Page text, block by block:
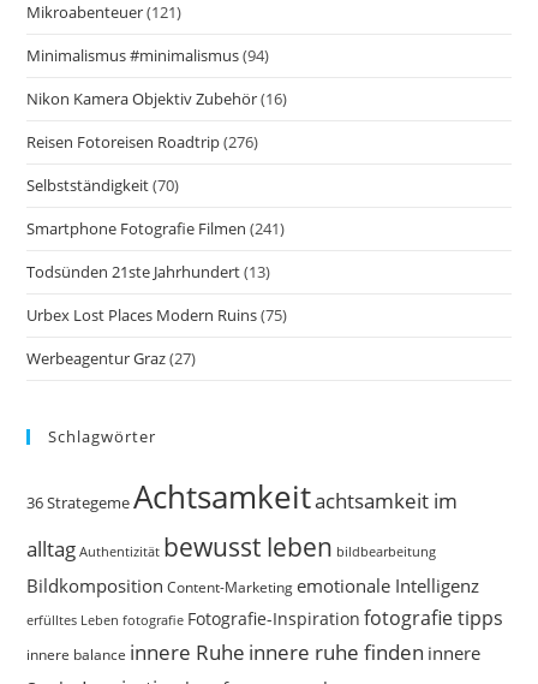
Mikroabenteuer(121)
Minimalismus #minimalismus(94)
Nikon Kamera Objektiv Zubehör(16)
Reisen Fotoreisen Roadtrip(276)
Selbstständigkeit(70)
Smartphone Fotografie Filmen (241)
Todsünden 21ste Jahrhundert(13)
Urbex Lost Places Modern Ruins(75)
Werbeagentur Graz(27)
Schlagwörter
36 StrategemeAchtsamkeitachtsamkeit im
alltag Authentizität bewusst leben bildbearbeitung
Bildkomposition Content-Marketing emotionale Intelligenz
erfülltes Leben fotografie Fotografie-Inspiration fotografie tipps
innere balance innere Ruhe innere ruhe finden innere